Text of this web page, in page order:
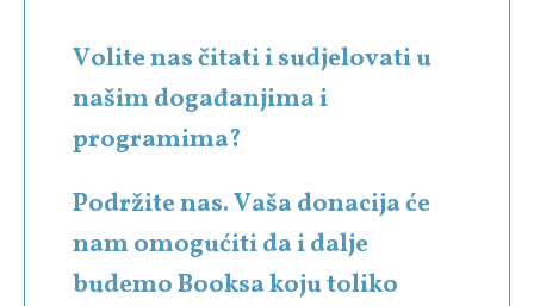
Volite nas čitati i sudjelovati u
našim događanjima i
programima?
Podržite nas. Vaša donacija će
nam omogućiti da i dalje
budemo Booksa koju toliko